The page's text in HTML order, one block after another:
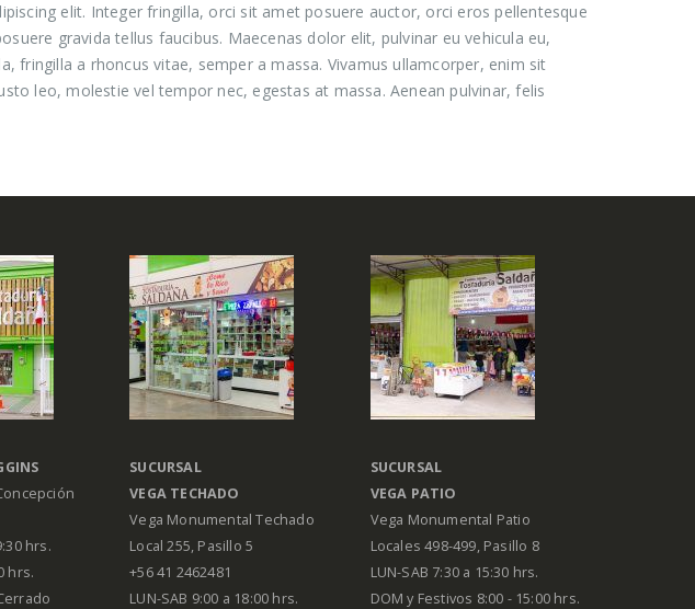
elit. Integer fringilla, orci sit amet posuere auctor, orci eros pellentesque
gravida tellus faucibus. Maecenas dolor elit, pulvinar eu vehicula eu,
fringilla a rhoncus vitae, semper a massa. Vivamus ullamcorper, enim sit
leo, molestie vel tempor nec, egestas at massa. Aenean pulvinar, felis
hrs.
hrs.
SUCURSAL
VEGA TECHADO
Vega Monumental Techado
Local 255, Pasillo 5
+56 41 2462481
LUN-SAB 9:00 a 18:00 hrs.
SUCURSAL
VEGA PATIO
Vega Monumental Patio
Locales 498-499, Pasillo 8
LUN-SAB 7:30 a 15:30 hrs.
DOM y Festivos 8:00 - 15:00 hrs.